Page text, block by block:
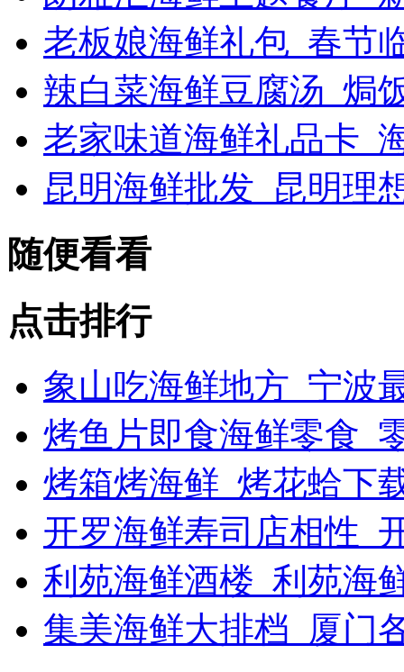
老板娘海鲜礼包_春节
辣白菜海鲜豆腐汤_焗
老家味道海鲜礼品卡_
昆明海鲜批发_昆明理
随便看看
点击排行
象山吃海鲜地方_宁波
烤鱼片即食海鲜零食_
烤箱烤海鲜_烤花蛤下
开罗海鲜寿司店相性_
利苑海鲜酒楼_利苑海
集美海鲜大排档_厦门